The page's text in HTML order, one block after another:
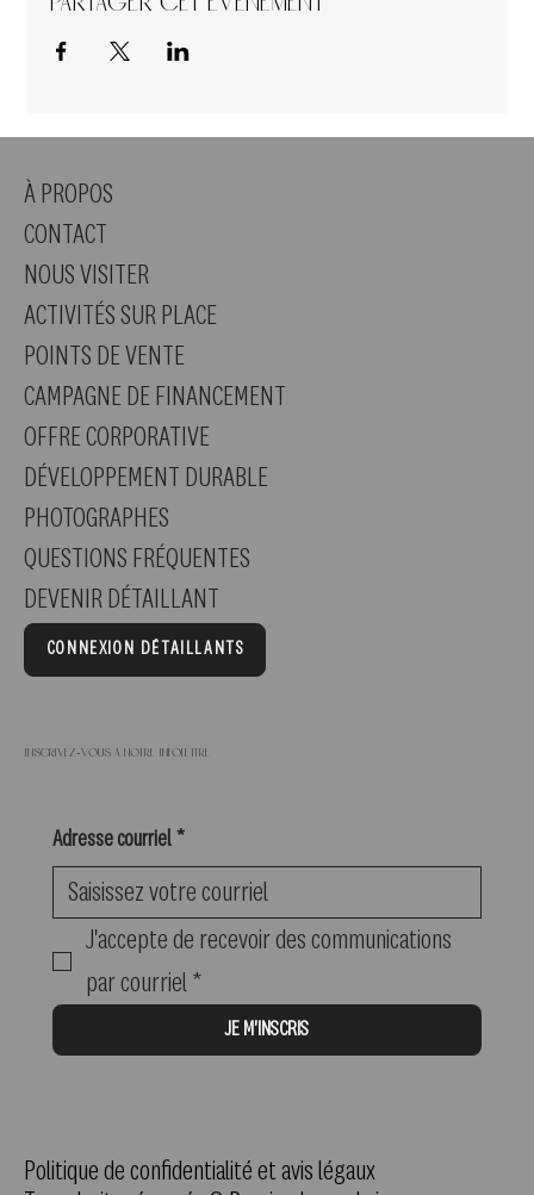
À PROPOS
CONTACT
NOUS VISITER
ACTIVITÉS SUR PLACE
POINTS DE VENTE
CAMPAGNE DE FINANCEMENT
OFFRE CORPORATIVE
DÉVELOPPEMENT DURABLE
PHOTOGRAPHES
QUESTIONS FRÉQUENTES
DEVENIR DÉTAILLANT
CONNEXION DÉTAILLANTS
Inscrivez-vous à notre infolettre
Adresse courriel *
J'accepte de recevoir des communications
par courriel *
JE M'INSCRIS
Politique de confidentialité et avis légaux